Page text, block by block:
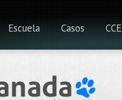
Escuela Casos CCE